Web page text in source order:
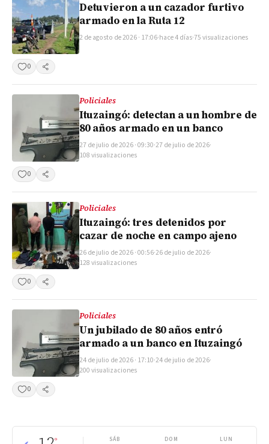
Detuvieron a un cazador furtivo
armado en la Ruta 12
2 de agosto de 2026 · 17:06·hace 4 días·75 visualizaciones
0 Compartir
Policiales
Ituzaingó: detectan a un hombre de
80 años armado en un banco
27 de julio de 2026 · 09:30·27 de julio de 2026·
108 visualizaciones
0
Compartir
Policiales
Ituzaingó: tres detenidos por
cazar de noche en campo ajeno
26 de julio de 2026 · 00:56·26 de julio de 2026·
128 visualizaciones
0
Compartir
Policiales
Un jubilado de 80 años entró
armado a un banco en Ituzaingó
24 de julio de 2026 · 17:10·24 de julio de 2026·
200 visualizaciones
0
Compartir
° SÁB DOM LUN